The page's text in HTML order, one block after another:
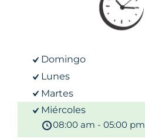
Domingo
Lunes
Martes
Miércoles
08:00 am - 05:00 pm